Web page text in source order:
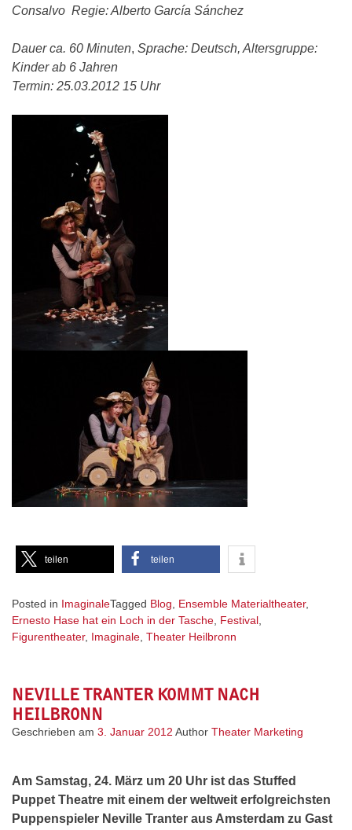
Consalvo Regie: Alberto García Sánchez
Dauer ca. 60 Minuten, Sprache: Deutsch, Altersgruppe:
Kinder ab 6 Jahren
Termin: 25.03.2012 15 Uhr
teilen teilen
Posted in ImaginaleTagged Blog Ensemble Materialtheater,
Ernesto Hase hat ein Loch in der Tasche Festival
Figurentheater, Imaginale Theater Heilbronn
NEVILLE TRANTER KOMMT NACH
HEILBRONN
Geschrieben am 3. Januar 2012 Author Theater Marketing
Am Samstag, 24. März um 20 Uhr ist das Stuffed
Puppet Theatre mit einem der weltweit erfolgreichsten
Puppenspieler Neville Tranter aus Amsterdam zu Gast